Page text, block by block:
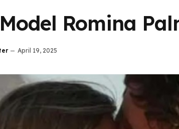
Romina
April 19, 2025